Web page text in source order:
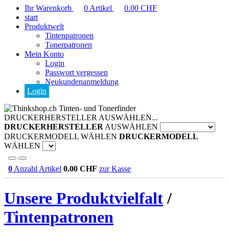
Ihr Warenkorb 0 Artikel 0.00 CHF
start
Produktwelt
Tintenpatronen
Tonerpatronen
Mein Konto
Login
Passwort vergessen
Neukundenanmeldung
Login
Tinten- und Tonerfinder
DRUCKERHERSTELLER AUSWÄHLEN...
DRUCKERHERSTELLER AUSWÄHLEN
DRUCKERMODELL WÄHLEN DRUCKERMODELL
WÄHLEN
0 Anzahl Artikel 0.00 CHF zur Kasse
Unsere Produktvielfalt/
Tintenpatronen